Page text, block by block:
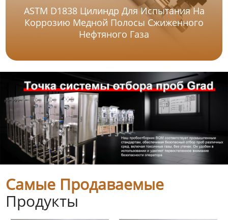
ASTM D1838 Цилиндр Для Испытания На
Коррозию Медной Полосы Сжиженного
Нефтяного Газа
Самые Продаваемые
Продукты